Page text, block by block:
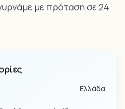
με πρόταση σε 24
Ελλάδα